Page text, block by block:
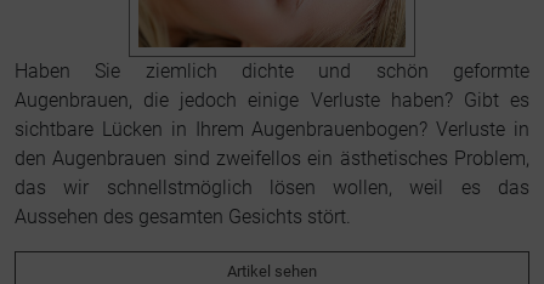
Haben Sie ziemlich dichte und schön geformte
Augenbrauen, die jedoch einige Verluste haben? Gibt es
sichtbare Lücken in Ihrem Augenbrauenbogen? Verluste in
den Augenbrauen sind zweifellos ein ästhetisches Problem,
das wir schnellstmöglich lösen wollen, weil es das
Aussehen des gesamten Gesichts stört.
Artikel sehen